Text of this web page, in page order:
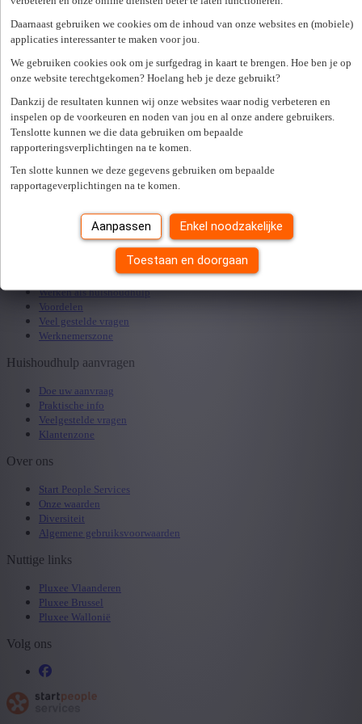
Daarnaast gebruiken we cookies om de inhoud van onze websites en (mobiele)
applicaties interessanter te maken voor jou.
We gebruiken cookies ook om je surfgedrag in kaart te brengen. Hoe ben je op
onze website terechtgekomen? Hoelang heb je deze gebruikt?
Dankzij de resultaten kunnen wij onze websites waar nodig verbeteren en
inspelen op de voorkeuren en noden van jou en al onze andere gebruikers.
Tenslotte kunnen we die data gebruiken om bepaalde
rapporteringsverplichtingen na te komen.
Ten slotte kunnen we deze gegevens gebruiken om bepaalde
rapportageverplichtingen na te komen.
Aanpassen Enkel noodzakelijke
Toestaan en doorgaan
ma op afspraak
di
wo op afspraak
do op afspraak
vr
op afspraak
za
gesloten
zo gesloten
Maak een afspraak
Er is een fout opgetreden. Gelieve later opnieuw te proberen.
Zoek een kantoor in je buurt
Werken als huishoudhulp
Voordelen
Veel gestelde vragen
Werknemerszone
Huishoudhulp aanvragen
Doe uw aanvraag
Praktische info
Veelgestelde vragen
Klantenzone
Over ons
Start People Services
Onze waarden
Diversiteit
Algemene gebruiksvoorwaarden
Nuttige links
Pluxee Vlaanderen
Pluxee Brussel
Pluxee Wallonië
Volg ons